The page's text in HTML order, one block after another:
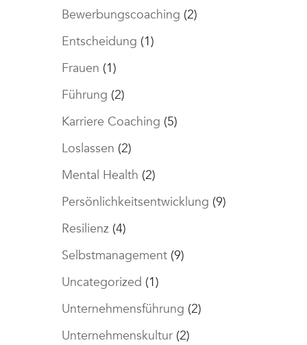
Bewerbungscoaching (2)
Entscheidung (1)
Frauen (1)
Führung (2)
Karriere Coaching (5)
Loslassen (2)
Mental Health (2)
Persönlichkeitsentwicklung (9)
Resilienz(4)
Selbstmanagement(9)
Uncategorized (1)
Unternehmensführung (2)
Unternehmenskultur(2)